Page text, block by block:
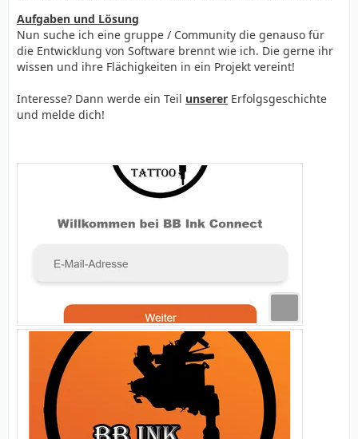
Aufgaben und Lösung
Nun suche ich eine gruppe / Community die genauso für
die Entwicklung von Software brennt wie ich. Die gerne ihr
wissen und ihre Flächigkeiten in ein Projekt vereint!
Interesse? Dann werde ein Teil unserer Erfolgsgeschichte
und melde dich!